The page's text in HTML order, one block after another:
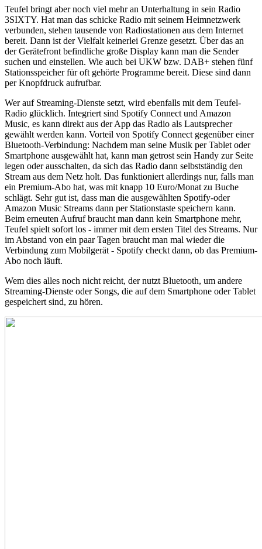
Teufel bringt aber noch viel mehr an Unterhaltung in sein Radio
3SIXTY. Hat man das schicke Radio mit seinem Heimnetzwerk
verbunden, stehen tausende von Radiostationen aus dem Internet
bereit. Dann ist der Vielfalt keinerlei Grenze gesetzt. Über das an
der Gerätefront befindliche große Display kann man die Sender
suchen und einstellen. Wie auch bei UKW bzw. DAB+ stehen fünf
Stationsspeicher für oft gehörte Programme bereit. Diese sind dann
per Knopfdruck aufrufbar.
Wer auf Streaming-Dienste setzt, wird ebenfalls mit dem Teufel-
Radio glücklich. Integriert sind Spotify Connect und Amazon
Music, es kann direkt aus der App das Radio als Lautsprecher
gewählt werden kann. Vorteil von Spotify Connect gegenüber einer
Bluetooth-Verbindung: Nachdem man seine Musik per Tablet oder
Smartphone ausgewählt hat, kann man getrost sein Handy zur Seite
legen oder ausschalten, da sich das Radio dann selbstständig den
Stream aus dem Netz holt. Das funktioniert allerdings nur, falls man
ein Premium-Abo hat, was mit knapp 10 Euro/Monat zu Buche
schlägt. Sehr gut ist, dass man die ausgewählten Spotify-oder
Amazon Music Streams dann per Stationstaste speichern kann.
Beim erneuten Aufruf braucht man dann kein Smartphone mehr,
Teufel spielt sofort los - immer mit dem ersten Titel des Streams. Nur
im Abstand von ein paar Tagen braucht man mal wieder die
Verbindung zum Mobilgerät - Spotify checkt dann, ob das Premium-
Abo noch läuft.
Wem dies alles noch nicht reicht, der nutzt Bluetooth, um andere
Streaming-Dienste oder Songs, die auf dem Smartphone oder Tablet
gespeichert sind, zu hören.